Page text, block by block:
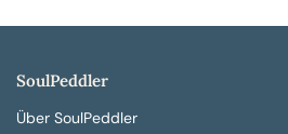
SoulPeddler
Über SoulPeddler